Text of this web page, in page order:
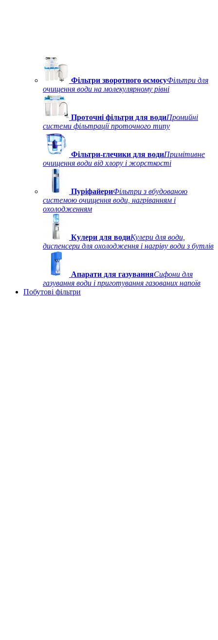
Фільтри зворотного осмосуФільтри для
очищення води на молекулярному рівні
Проточні фільтри для водиПромийні
системи фільтрації проточного типу
Фільтри-глечики для водиПримітивне
очищення води від хлору і жорсткості
ПуріфайериФільтри з вбудованою
системою очищення води, нагріванням і
охолодженням
Кулери для водиКулери для води,
диспенсери для охолодження і нагріву води з бутлів
Апарати для газуванняСифони для
газування води і приготування газованих напоїв
Побутові фільтри